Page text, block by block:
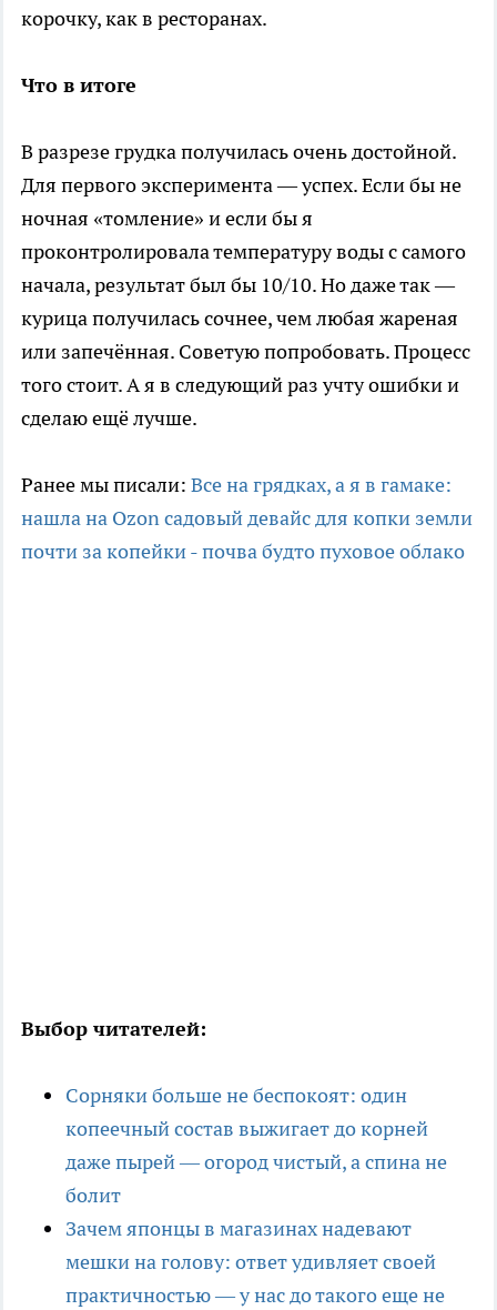
корочку, как в ресторанах.
Что в итоге
В разрезе грудка получилась очень достойной.
Для первого эксперимента — успех. Если бы не
ночная «томление» и если бы я
проконтролировала температуру воды с самого
начала, результат был бы 10/10. Но даже так —
курица получилась сочнее, чем любая жареная
или запечённая. Советую попробовать. Процесс
того стоит. А я в следующий раз учту ошибки и
сделаю ещё лучше.
Ранее мы писали: Все на грядках, а я в гамаке:
нашла на Ozon садовый девайс для копки земли
почти за копейки - почва будто пуховое облако
Выбор читателей:
Сорняки больше не беспокоят: один
копеечный состав выжигает до корней
даже пырей — огород чистый, а спина не
болит
Зачем японцы в магазинах надевают
мешки на голову: ответ удивляет своей
практичностью — у нас до такого еще не